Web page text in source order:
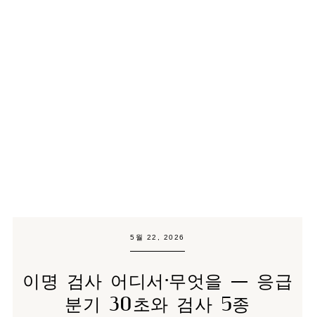
5월 22, 2026
이명 검사 어디서·무엇을 — 응급
분기 30초와 검사 5종